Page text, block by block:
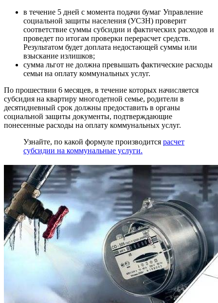
в течение 5 дней с момента подачи бумаг Управление
социальной защиты населения (УСЗН) проверит
соответствие суммы субсидии и фактических расходов и
проведет по итогам проверки перерасчет средств.
Результатом будет доплата недостающей суммы или
взыскание излишков;
сумма льгот не должна превышать фактические расходы
семьи на оплату коммунальных услуг.
По прошествии 6 месяцев, в течение которых начисляется
субсидия на квартиру многодетной семье, родители в
десятидневный срок должны предоставить в органы
социальной защиты документы, подтверждающие
понесенные расходы на оплату коммунальных услуг.
Узнайте, по какой формуле производится расчет
субсидии на коммунальные услуги.